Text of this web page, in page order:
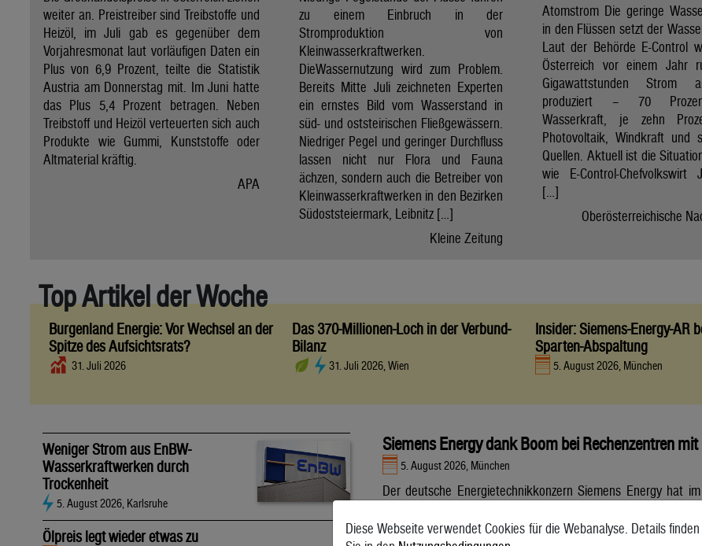
weiter an. Preistreiber sind Treibstoffe und
Heizöl, im Juli gab es gegenüber dem
Vorjahresmonat laut vorläufigen Daten ein
Plus von 6,9 Prozent, teilte die Statistik
Austria am Donnerstag mit. Im Juni hatte
das Plus 5,4 Prozent betragen. Neben
Treibstoff und Heizöl verteuerten sich auch
Produkte wie Gummi, Kunststoffe oder
Altmaterial kräftig.
APA
zu einem Einbruch in der
Stromproduktion von
Kleinwasserkraftwerken.
DieWassernutzung wird zum Problem.
Bereits Mitte Juli zeichneten Experten
ein ernstes Bild vom Wasserstand in
süd- und oststeirischen Fließgewässern.
Niedriger Pegel und geringer Durchfluss
lassen nicht nur Flora und Fauna
ächzen, sondern auch die Betreiber von
Kleinwasserkraftwerken in den Bezirken
Südoststeiermark, Leibnitz […]
Kleine Zeitung
Atomstrom Die geringe
in den Flüssen setzt der
Laut der Behörde E-Control
Österreich vor einem Jahr
Gigawattstunden Strom
produziert – 70
Wasserkraft, je zehn
Photovoltaik, Windkraft und
Quellen. Aktuell ist die
wie E-Control-Chefvolkswirt
[…]
Oberösterreichische
Top Artikel der Woche
Burgenland Energie: Vor Wechsel an der
Spitze des Aufsichtsrats?
31. Juli 2026
Das 370-Millionen-Loch in der Verbund-
Bilanz
31. Juli 2026, Wien
Insider: Siemens-Energy-AR
Sparten-Abspaltung
5. August 2026, München
Weniger Strom aus EnBW-
Wasserkraftwerken durch
Trockenheit
5. August 2026, Karlsruhe
Ölpreis legt wieder etwas zu
Siemens Energy dank Boom bei Rechenzentren
5. August 2026, München
Der deutsche Energietechnikkonzern Siemens Energy hat im
nach Strom Rekordwerte eingefahren. Das
Diese Webseite verwendet Cookies für die Webanalyse. Details finden